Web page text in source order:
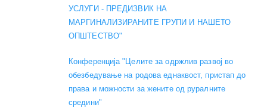
УСЛУГИ - ПРЕДИЗВИК НА
МАРГИНАЛИЗИРАНИТЕ ГРУПИ И НАШЕТО
ОПШТЕСТВО"
Конференција "Целите за одржлив развој во
обезбедување на родова еднаквост, пристап до
права и можности за жените од руралните
средини"